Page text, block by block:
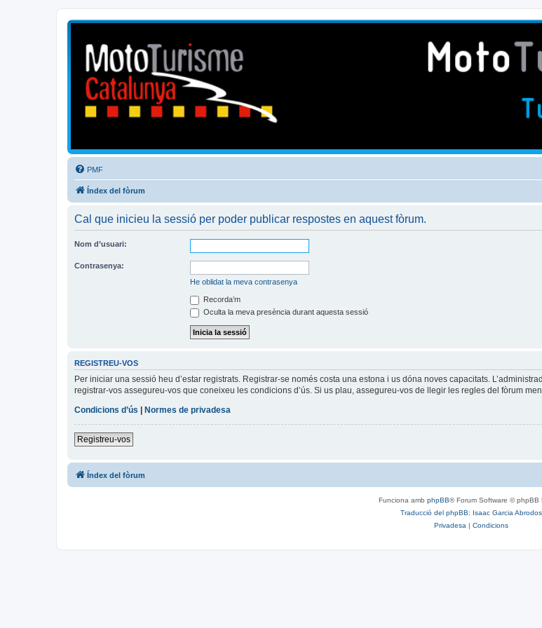
Mototurisme
Turisme en moto en català
PMF
Índex del fòrum
Cal que inicieu la sessió per poder publicar respostes en aquest fòrum.
Nom d’usuari:
Contrasenya:
He oblidat la meva contrasenya
Recorda’m
Oculta la meva presència durant aquesta sessió
REGISTREU-VOS
Per iniciar una sessió heu d’estar registrats. Registrar-se només costa una estona i us dóna noves capacitats.
registrar-vos assegureu-vos que coneixeu les condicions d’ús. Si us plau, assegureu-vos de llegir les regles del fòrum
Condicions d’ús
Normes de privadesa
Registreu-vos
Índex del fòrum
Funciona amb phpBB® Forum Software © phpBB
Traducció del phpBB: Isaac Garcia Abrodos
Privadesa | Condicions